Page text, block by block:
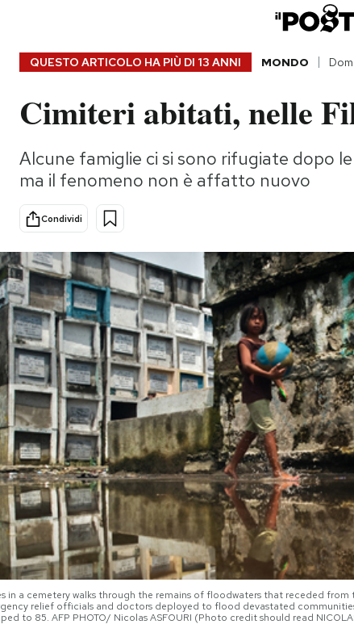
Idee
calcio 2026
QUESTO ARTICOLO HA PIÙ DI 13 ANNI MONDO
Cimiteri abitati, nelle
Alcune famiglie ci si sono rifugiate dopo
ma il fenomeno non è affatto nuovo
Condividi
in a cemetery walks through the remains of floodwaters that receded
relief officials and doctors deployed to flood devastated
to 85. AFP PHOTO/ Nicolas ASFOURI (Photo credit should read